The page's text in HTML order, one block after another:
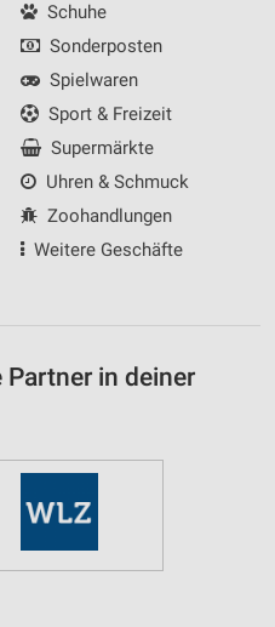
Schuhe
Sonderposten
Spielwaren
Sport & Freizeit
Supermärkte
Uhren & Schmuck
Zoohandlungen
Weitere Geschäfte
Partner in deiner